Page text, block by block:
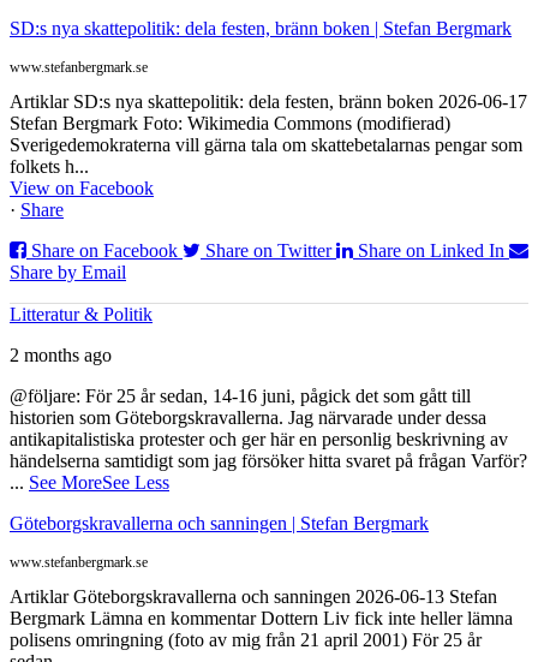
SD:s nya skattepolitik: dela festen, bränn boken | Stefan Bergmark
www.stefanbergmark.se
Artiklar SD:s nya skattepolitik: dela festen, bränn boken 2026-06-17
Stefan Bergmark Foto: Wikimedia Commons (modifierad)
Sverigedemokraterna vill gärna tala om skattebetalarnas pengar som
folkets h...
View on Facebook
· Share
Share on Facebook
Share on Twitter
Share on Linked In
Share by Email
Litteratur & Politik
2 months ago
@följare: För 25 år sedan, 14-16 juni, pågick det som gått till
historien som Göteborgskravallerna. Jag närvarade under dessa
antikapitalistiska protester och ger här en personlig beskrivning av
händelserna samtidigt som jag försöker hitta svaret på frågan Varför?
... See MoreSee Less
Göteborgskravallerna och sanningen | Stefan Bergmark
www.stefanbergmark.se
Artiklar Göteborgskravallerna och sanningen 2026-06-13 Stefan
Bergmark Lämna en kommentar Dottern Liv fick inte heller lämna
polisens omringning (foto av mig från 21 april 2001) För 25 år